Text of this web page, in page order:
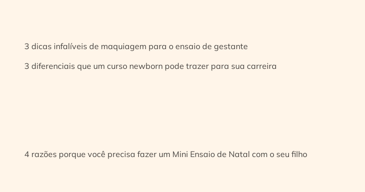
3 dicas infalíveis de maquiagem para o ensaio de gestante
3 diferenciais que um curso newborn pode trazer para sua carreira
4 razões porque você precisa fazer um Mini Ensaio de Natal com o seu filho